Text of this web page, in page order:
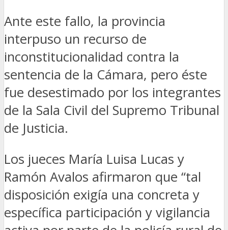
Ante este fallo, la provincia
interpuso un recurso de
inconstitucionalidad contra la
sentencia de la Cámara, pero éste
fue desestimado por los integrantes
de la Sala Civil del Supremo Tribunal
de Justicia.
Los jueces María Luisa Lucas y
Ramón Avalos afirmaron que “tal
disposición exigía una concreta y
específica participación y vigilancia